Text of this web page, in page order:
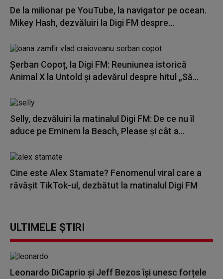
De la milionar pe YouTube, la navigator pe ocean.
Mikey Hash, dezvăluiri la Digi FM despre...
Șerban Copoț, la Digi FM: Reuniunea istorică
Animal X la Untold și adevărul despre hitul „Să...
Selly, dezvăluiri la matinalul Digi FM: De ce nu îl
aduce pe Eminem la Beach, Please și cât a...
Cine este Alex Stamate? Fenomenul viral care a
răvășit TikTok-ul, dezbătut la matinalul Digi FM
ULTIMELE ȘTIRI
Leonardo DiCaprio şi Jeff Bezos își unesc forțele